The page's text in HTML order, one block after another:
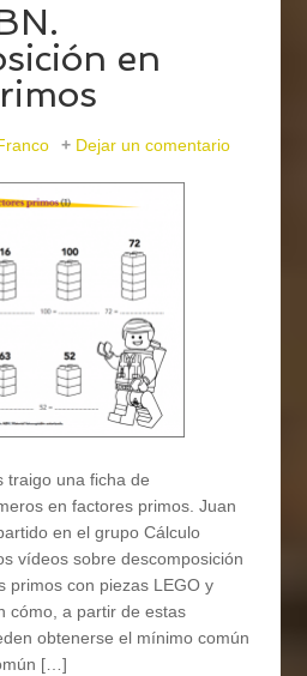
en
Dejar un comentario
traigo una ficha de
en factores primos. Juan
en el grupo Cálculo
vídeos sobre descomposición
primos con piezas LEGO y
cómo, a partir de estas
obtenerse el mínimo común
[…]